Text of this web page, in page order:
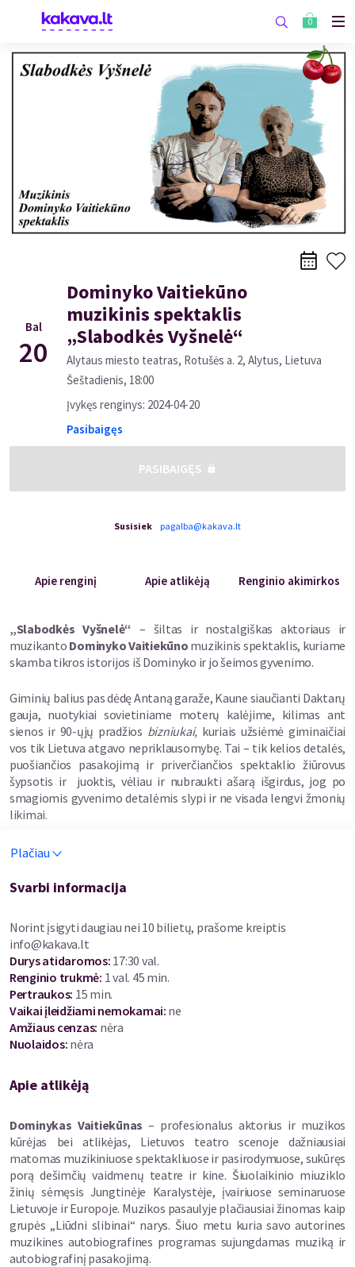
0
Bal
20
Dominyko Vaitiekūno
muzikinis spektaklis
„Slabodkės Vyšnelė“
Alytaus miesto teatras, Rotušės a. 2, Alytus, Lietuva
Šeštadienis, 18:00
Įvykęs renginys: 2024-04-20
Pasibaigęs
PASIBAIGĘS
Susisiek pagalba@kakava.lt
Apie renginį Apie atlikėją Renginio akimirkos
„Slabodkės Vyšnelė“ – šiltas ir nostalgiškas aktoriaus ir
muzikanto Dominyko Vaitiekūno muzikinis spektaklis, kuriame
skamba tikros istorijos iš Dominyko ir jo šeimos gyvenimo.
Giminių balius pas dėdę Antaną garaže, Kaune siaučianti Daktarų
gauja, nuotykiai sovietiniame moterų kalėjime, kilimas ant
sienos ir 90-ųjų pradžios bizniukai, kuriais užsiėmė giminaičiai
vos tik Lietuva atgavo nepriklausomybę. Tai – tik kelios detalės,
puošiančios pasakojimą ir priverčiančios spektaklio žiūrovus
šypsotis ir juoktis, vėliau ir nubraukti ašarą išgirdus, jog po
smagiomis gyvenimo detalėmis slypi ir ne visada lengvi žmonių
likimai.
Spektaklis gimė po 27 metų pertraukos aplankius savo tetą
pasakų kraštas ar tolimiausias ir prabangiausias užsienis. 1994
mėgstamiausios kramtomos gumos „LOVE IS“ dėžutės, kaip
prabangaus gyvenimo įrodymai.
Atsitiktinai soc. tinkle „Facebook“ sulauktas Genutės kvietimas
draugauti Dominyką paskatina nukeliauti į pasimatymą su teta
ir kartu su ja, naršant savo atminį, bandyti surasti atsakymus
klausimams, kurie šeimoje buvo aptariami
Plačiau
Svarbi informacija
Norint įsigyti daugiau nei 10 bilietų, prašome kreiptis
info@kakava.lt
Durys atidaromos: 17:30 val.
Renginio trukmė: 1 val. 45 min.
Pertraukos: 15 min.
Vaikai įleidžiami nemokamai: ne
Amžiaus cenzas: nėra
Nuolaidos: nėra
Apie atlikėją
Dominykas Vaitiekūnas – profesionalus aktorius ir muzikos
kūrėjas bei atlikėjas, Lietuvos teatro scenoje dažniausiai
matomas muzikiniuose spektakliuose ir pasirodymuose, sukūręs
porą dešimčių vaidmenų teatre ir kine. Šiuolaikinio miuziklo
žinių sėmęsis Jungtinėje Karalystėje, įvairiuose seminaruose
Lietuvoje ir Europoje. Muzikos pasaulyje plačiausiai žinomas kaip
grupės „Liūdni slibinai“ narys. Šiuo metu kuria savo autorines
muzikines autobiografines programas sujungdamas muziką ir
autobiografinį pasakojimą.